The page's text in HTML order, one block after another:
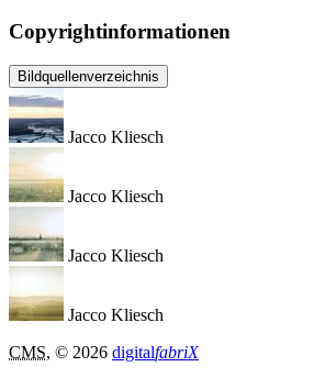
Copyrightinformationen
Bildquellenverzeichnis
Jacco Kliesch
Jacco Kliesch
Jacco Kliesch
Jacco Kliesch
CMS, © 2026 digitalfabriX